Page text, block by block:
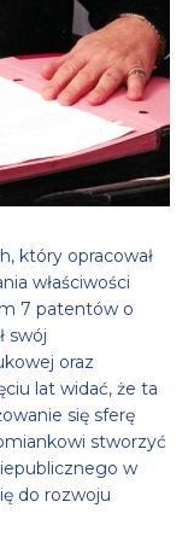
który opracował
właściwości
7 patentów o
swój
oraz
lat widać, że ta
się sferę
stworzyć
w
do rozwoju